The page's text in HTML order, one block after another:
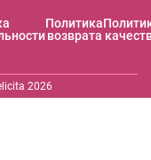
Политика
возврата
2026